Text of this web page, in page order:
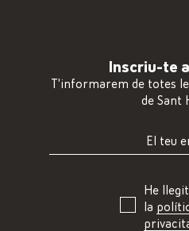
Inscriu-te
T'informarem de totes
de Sant
He
la